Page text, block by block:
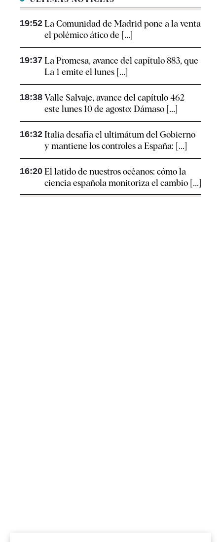
19:52 La Comunidad de Madrid pone a la venta
el polémico ático de [...]
19:37 La Promesa, avance del capítulo 883, que
La 1 emite el lunes [...]
18:38 Valle Salvaje, avance del capítulo 462
este lunes 10 de agosto: Dámaso [...]
16:32 Italia desafía el ultimátum del Gobierno
y mantiene los controles a España: [...]
16:20 El latido de nuestros océanos: cómo la
ciencia española monitoriza el cambio [...]